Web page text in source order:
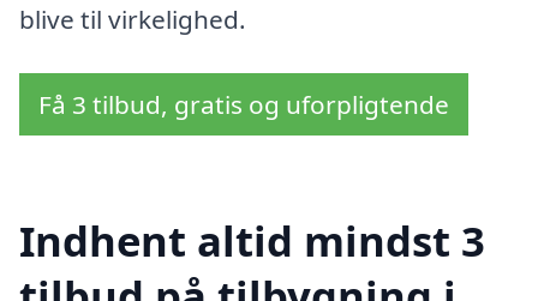
blive til virkelighed.
Få 3 tilbud, gratis og uforpligtende
Indhent altid mindst 3